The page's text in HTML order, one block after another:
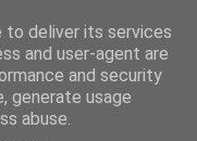
to deliver its services
and user-agent are
and security
generate usage
abuse.